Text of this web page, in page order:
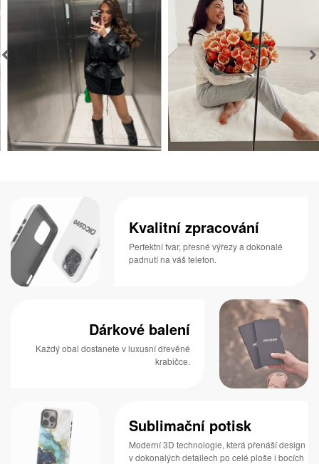
Kvalitní zpracování
Perfektní tvar, přesné výřezy a dokonalé
padnutí na váš telefon.
Dárkové balení
Každý obal dostanete v luxusní dřevěné
krabičce.
Sublimační potisk
Moderní 3D technologie, která přenáší design
v dokonalých detailech po celé ploše i bocích